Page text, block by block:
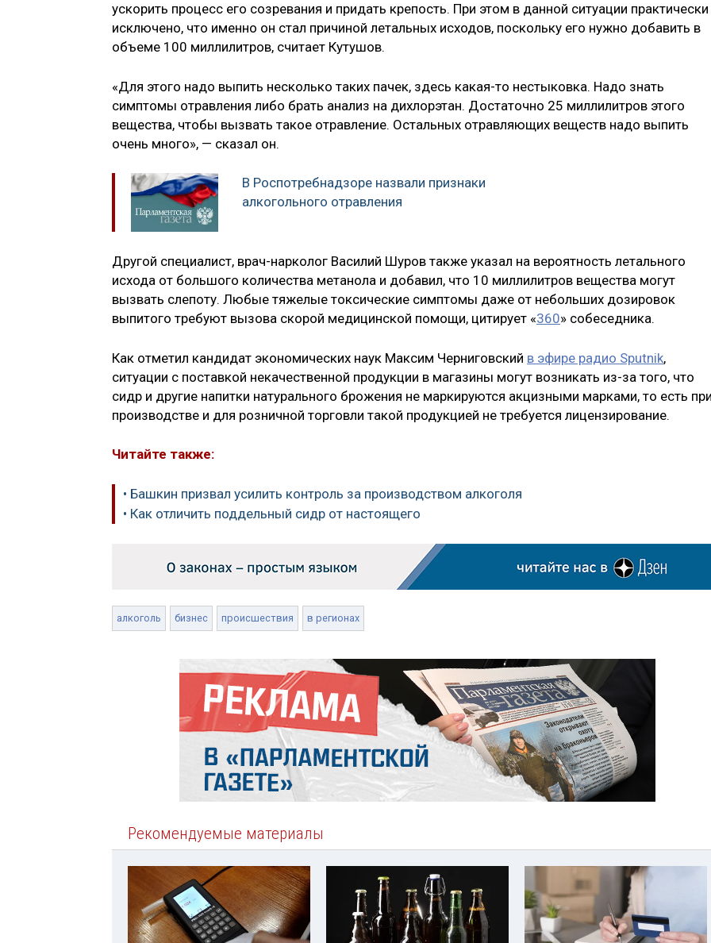
ускорить процесс его созревания и придать крепость. При этом в данной ситуации практически
исключено, что именно он стал причиной летальных исходов, поскольку его нужно добавить в
объеме 100 миллилитров, считает Кутушов.
«Для этого надо выпить несколько таких пачек, здесь какая-то нестыковка. Надо знать
симптомы отравления либо брать анализ на дихлорэтан. Достаточно 25 миллилитров этого
вещества, чтобы вызвать такое отравление. Остальных отравляющих веществ надо выпить
очень много», — сказал он.
В Роспотребнадзоре назвали признаки
алкогольного отравления
Другой специалист, врач-нарколог Василий Шуров также указал на вероятность летального
исхода от большого количества метанола и добавил, что 10 миллилитров вещества могут
вызвать слепоту. Любые тяжелые токсические симптомы даже от небольших дозировок
выпитого требуют вызова скорой медицинской помощи, цитирует «360» собеседника.
Как отметил кандидат экономических наук Максим Черниговский в эфире радио Sputnik,
ситуации с поставкой некачественной продукции в магазины могут возникать из-за того, что
сидр и другие напитки натурального брожения не маркируются акцизными марками, то есть
производстве и для розничной торговли такой продукцией не требуется лицензирование.
Читайте также:
• Башкин призвал усилить контроль за производством алкоголя
• Как отличить поддельный сидр от настоящего
алкоголь бизнес происшествия в регионах
Рекомендуемые материалы